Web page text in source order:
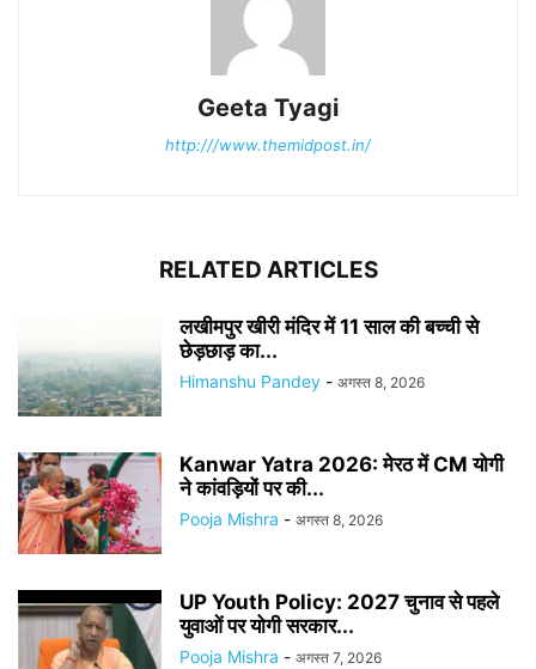
Geeta Tyagi
http:///www.themidpost.in/
RELATED ARTICLES
लखीमपुर खीरी मंदिर में 11 साल की बच्ची से
छेड़छाड़ का...
Himanshu Pandey - अगस्त 8, 2026
Kanwar Yatra 2026: मेरठ में CM योगी
ने कांवड़ियों पर की...
Pooja Mishra - अगस्त 8, 2026
UP Youth Policy: 2027 चुनाव से पहले
युवाओं पर योगी सरकार...
Pooja Mishra - अगस्त 7, 2026